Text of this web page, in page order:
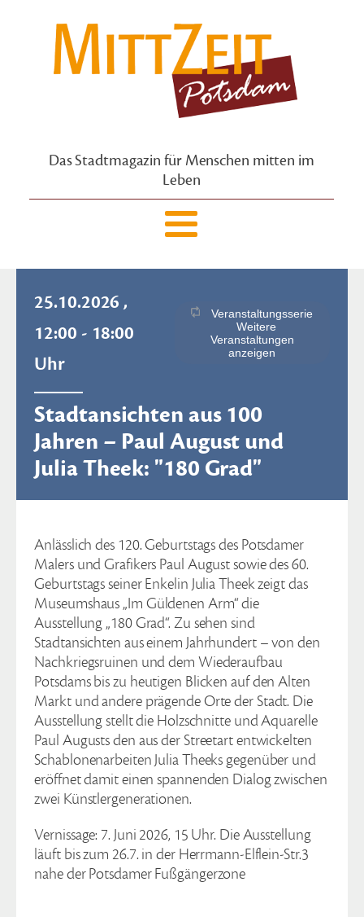
Das Stadtmagazin für Menschen mitten im
Leben
25.10.2026 ,
12:00 - 18:00
Uhr
Veranstaltungsserie
Weitere
Veranstaltungen
anzeigen
Stadtansichten aus 100
Jahren – Paul August und
Julia Theek: "180 Grad"
Anlässlich des 120. Geburtstags des Potsdamer
Malers und Grafikers Paul August sowie des 60.
Geburtstags seiner Enkelin Julia Theek zeigt das
Museumshaus „Im Güldenen Arm“ die
Ausstellung „180 Grad“. Zu sehen sind
Stadtansichten aus einem Jahrhundert – von den
Nachkriegsruinen und dem Wiederaufbau
Potsdams bis zu heutigen Blicken auf den Alten
Markt und andere prägende Orte der Stadt. Die
Ausstellung stellt die Holzschnitte und Aquarelle
Paul Augusts den aus der Streetart entwickelten
Schablonenarbeiten Julia Theeks gegenüber und
eröffnet damit einen spannenden Dialog zwischen
zwei Künstlergenerationen.
Vernissage: 7. Juni 2026, 15 Uhr. Die Ausstellung
läuft bis zum 26.7. in der Herrmann-Elflein-Str.3
nahe der Potsdamer Fußgängerzone